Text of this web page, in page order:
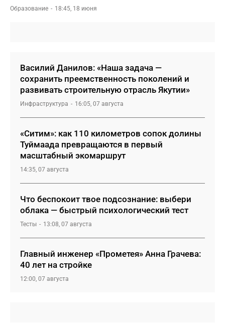
Образование 18:45, 18 июня
Василий Данилов: «Наша задача —
сохранить преемственность поколений и
развивать строительную отрасль Якутии»
Инфраструктура 16:05, 07 августа
«Ситим»: как 110 километров сопок долины
Туймаада превращаются в первый
масштабный экомаршрут
14:35, 07 августа
Что беспокоит твое подсознание: выбери
облака — быстрый психологический тест
Тесты 13:08, 07 августа
Главный инженер «Прометея» Анна Грачева:
40 лет на стройке
12:00, 07 августа